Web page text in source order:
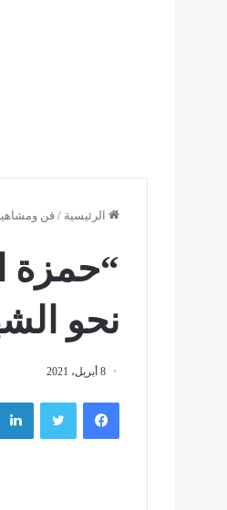
الرئيسية /فن
“حمزة
نحو
8 أبريل، 2021
فيسبوك تويتر